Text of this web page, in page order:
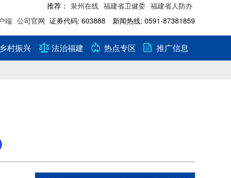
推荐： 泉州在线 福建省卫健委 福建省人防办
端 公司官网 证券代码: 603888 新闻热线: 0591-87381859
乡村振兴 法治福建 热点专区
推广信息